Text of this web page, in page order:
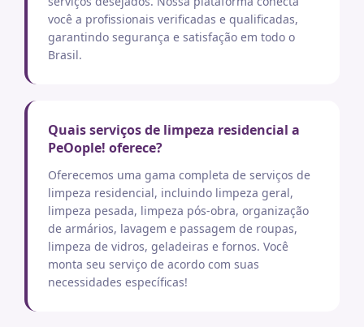
você a profissionais verificadas e qualificadas,
garantindo segurança e satisfação em todo o
Brasil.
Quais serviços de limpeza residencial a
PeOople! oferece?
Oferecemos uma gama completa de serviços de
limpeza residencial, incluindo limpeza geral,
limpeza pesada, limpeza pós-obra, organização
de armários, lavagem e passagem de roupas,
limpeza de vidros, geladeiras e fornos. Você
monta seu serviço de acordo com suas
necessidades específicas!